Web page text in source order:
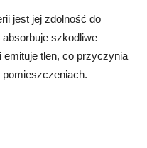
jest jej zdolność do
szkodliwe
tlen, co przyczynia